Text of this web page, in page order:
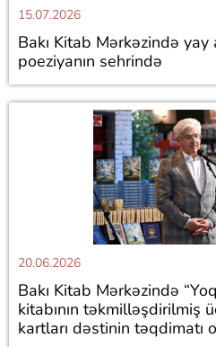
15.07.2026
Bakı Kitab Mərkəzində yay
poeziyanın sehrində
20.06.2026
Bakı Kitab Mərkəzində
kitabının təkmilləşdirilmiş
kartları dəstinin təqdimatı